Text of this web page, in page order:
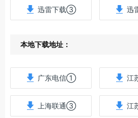
迅雷下载③ 迅
本地下载地址：
广东电信① 江
上海联通③ 江